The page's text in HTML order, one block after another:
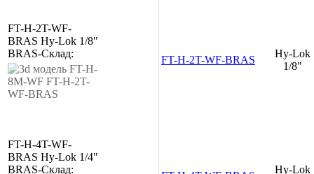
FT-H-2T-WF-
BRAS Hy-Lok 1/8"
BRAS-Склад:
FT-H-2T-WF-BRAS
Hy-Lok
1/8"
FT-H-4T-WF-
BRAS Hy-Lok 1/4"
BRAS-Склад:
Hy-Lok